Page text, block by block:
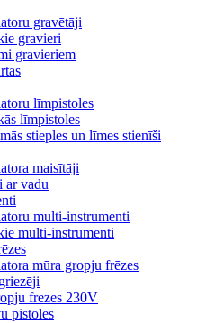
gravētāji
gravieri
gravieriem
līmpistoles
līmpistoles
stieples un līmes stienīši
maisītāji
ar vadu
multi-instrumenti
multi-instrumenti
mūra gropju frēzes
frezes 230V
pistoles